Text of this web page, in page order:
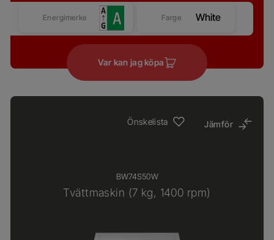
Energimerke Farge White
Var kan jag köpa
Önskelista Jämför
BW74S50W
Tvättmaskin (7 kg, 1400 rpm)